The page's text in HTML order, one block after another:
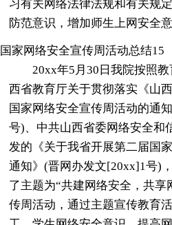
习有关网络法律法规和有关规
防范意识，增加师生上网安全意
国家网络安全宣传周活动总结15
20xx年5月30日我院按照
西省教育厅关于贯彻落实《山
国家网络安全宣传周活动的通
号)、中共山西省委网络安全和
发的《关于我省开展第二届国
通知》(晋网办发文[20xx]1号)
了主题为“共建网络安全，共享
传周活动，通过主题宣传教育